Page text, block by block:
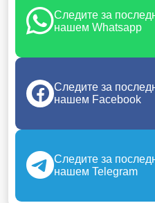
Следите за
нашем Whatsapp
Следите за
нашем Facebook
Следите за
нашем Telegram